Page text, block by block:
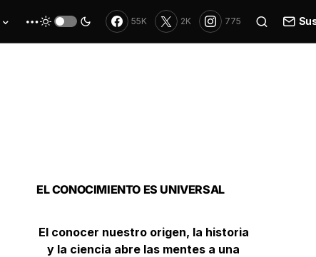
55K 2K 775
EL CONOCIMIENTO ES UNIVERSAL
El conocer nuestro origen, la historia
y la ciencia abre las mentes a una